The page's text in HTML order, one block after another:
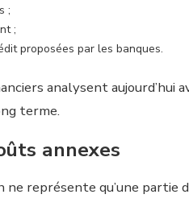
;
;
proposées par les banques.
analysent
terme.
annexes
ne représente qu’une